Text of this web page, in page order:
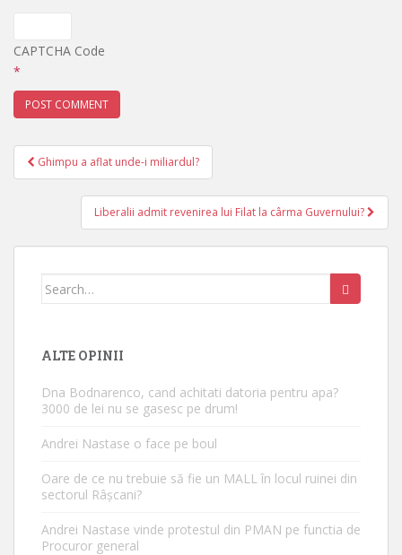
CAPTCHA Code
*
Post navigation
Ghimpu a aflat unde-i miliardul?
Liberalii admit revenirea lui Filat la cârma Guvernului?
Search for:
ALTE OPINII
Dna Bodnarenco, cand achitati datoria pentru apa?
3000 de lei nu se gasesc pe drum!
Andrei Nastase o face pe boul
Oare de ce nu trebuie să fie un MALL în locul ruinei din
sectorul Râșcani?
Andrei Nastase vinde protestul din PMAN pe functia de
Procuror general